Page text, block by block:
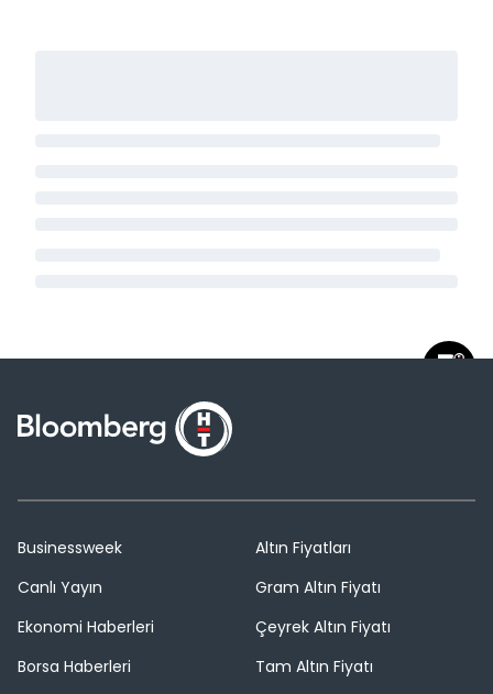
Businessweek
Canlı Yayın
Ekonomi Haberleri
Borsa Haberleri
Altın Fiyatları
Gram Altın Fiyatı
Çeyrek Altın Fiyatı
Tam Altın Fiyatı